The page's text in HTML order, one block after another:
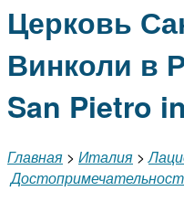
Церковь
Винколи в
San Pietro
Главная > Италия >